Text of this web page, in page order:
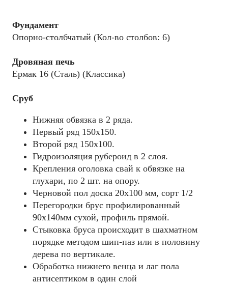
Фундамент
Опорно-столбчатый (Кол-во столбов: 6)
Дровяная печь
Ермак 16 (Сталь) (Классика)
Сруб
Нижняя обвязка в 2 ряда.
Первый ряд 150x150.
Второй ряд 150x100.
Гидроизоляция рубероид в 2 слоя.
Крепления оголовка свай к обвязке на
глухари, по 2 шт. на опору.
Черновой пол доска 20х100 мм, сорт 1/2
Перегородки брус профилированный
90х140мм сухой, профиль прямой.
Стыковка бруса происходит в шахматном
порядке методом шип-паз или в половину
дерева по вертикале.
Обработка нижнего венца и лаг пола
антисептиком в один слой